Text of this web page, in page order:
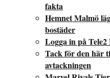
fakta
Hemnet Malmö
bostäder
Logga in på
Tack för den här
avtackningen